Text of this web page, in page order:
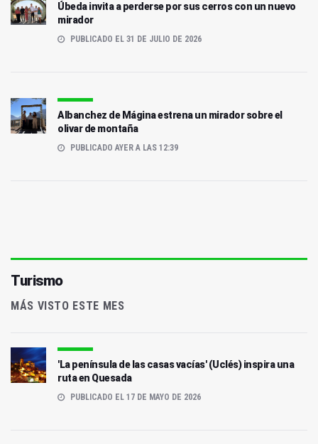
Úbeda invita a perderse por sus cerros con un nuevo
mirador
PUBLICADO EL 31 DE JULIO DE 2026
Albanchez de Mágina estrena un mirador sobre el
olivar de montaña
PUBLICADO AYER A LAS 12:39
Turismo
MÁS VISTO ESTE MES
'La península de las casas vacías' (Uclés) inspira una
ruta en Quesada
PUBLICADO EL 17 DE MAYO DE 2026